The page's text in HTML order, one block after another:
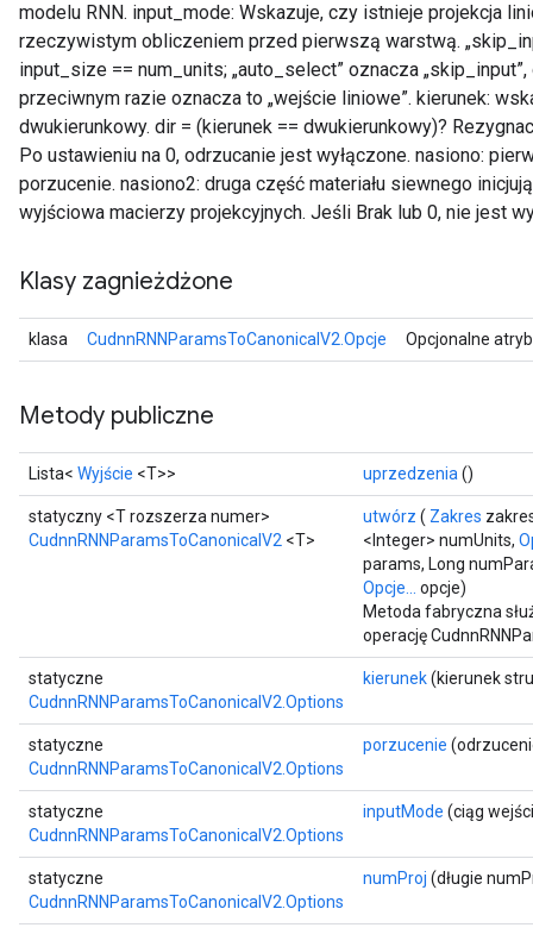
modelu RNN. input_mode: Wskazuje, czy istnieje projekcja
rzeczywistym obliczeniem przed pierwszą warstwą.
input_size == num_units; „auto_select” oznacza
przeciwnym razie oznacza to „wejście liniowe”. kierunek:
dwukierunkowy. dir = (kierunek == dwukierunkowy)?
Po ustawieniu na 0, odrzucanie jest wyłączone. nasiono:
porzucenie. nasiono2: druga część materiału siewnego
wyjściowa macierzy projekcyjnych. Jeśli Brak lub 0, nie jest
Klasy zagnieżdżone
klasa CudnnRNNParamsToCanonicalV2.Opcje Opcjonalne
Metody publiczne
Lista< Wyjście <T>> uprzedzenia ()
statyczny <T rozszerza numer>
CudnnRNNParamsToCanonicalV2 <T>
utwórz ( Zakres
<Integer> numUnits,
params, Long
Opcje...
opcje)
Metoda fabryczna
operację
statyczne
CudnnRNNParamsToCanonicalV2.Options
kierunek(kierunek
statyczne
CudnnRNNParamsToCanonicalV2.Options
porzucenie
statyczne
CudnnRNNParamsToCanonicalV2.Options
inputMode (ciąg
statyczne
CudnnRNNParamsToCanonicalV2.Options
numProj (długie